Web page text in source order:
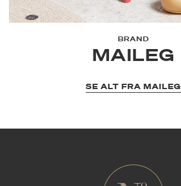
BRAND
MAILEG
SE ALT FRA MAILEG